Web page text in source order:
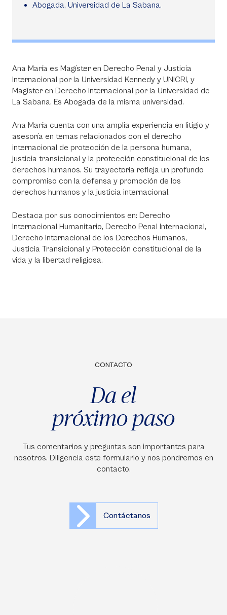
Abogada, Universidad de La Sabana.
Ana María es Magíster en Derecho Penal y Justicia
Internacional por la Universidad Kennedy y UNICRI, y
Magíster en Derecho Internacional por la Universidad de
La Sabana. Es Abogada de la misma universidad.
Ana María cuenta con una amplia experiencia en litigio y
asesoría en temas relacionados con el derecho
internacional de protección de la persona humana,
justicia transicional y la protección constitucional de los
derechos humanos. Su trayectoria refleja un profundo
compromiso con la defensa y promoción de los
derechos humanos y la justicia internacional.
Destaca por sus conocimientos en: Derecho
Internacional Humanitario, Derecho Penal Internacional,
Derecho Internacional de los Derechos Humanos,
Justicia Transicional y Protección constitucional de la
vida y la libertad religiosa.
CONTACTO
Da el
próximo paso
Tus comentarios y preguntas son importantes para
nosotros. Diligencia este formulario y nos pondremos en
contacto.
Contáctanos